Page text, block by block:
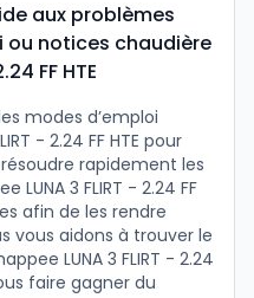
aux problèmes
ou notices chaudière
FF HTE
modes d’emploi
- 2.24 FF HTE pour
rapidement les
3 FLIRT - 2.24 FF
afin de les rendre
vous aidons à trouver le
LUNA 3 FLIRT - 2.24
faire gagner du